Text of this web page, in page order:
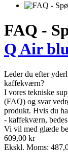
FAQ -
Q Air
Leder du efter
kaffekværn?
I vores tekniske
(FAQ) og svar
produkt. Hvis du
- kaffekværn,
Vi vil med glæde
609,00 kr
Ekskl. Moms: